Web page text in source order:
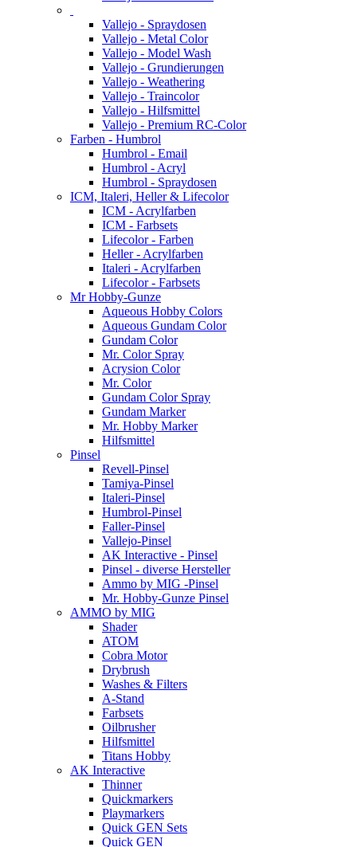
Vallejo - Spraydosen
Vallejo - Metal Color
Vallejo - Model Wash
Vallejo - Grundierungen
Vallejo - Weathering
Vallejo - Traincolor
Vallejo - Hilfsmittel
Vallejo - Premium RC-Color
Farben - Humbrol
Humbrol - Email
Humbrol - Acryl
Humbrol - Spraydosen
ICM, Italeri, Heller & Lifecolor
ICM - Acrylfarben
ICM - Farbsets
Lifecolor - Farben
Heller - Acrylfarben
Italeri - Acrylfarben
Lifecolor - Farbsets
Mr Hobby-Gunze
Aqueous Hobby Colors
Aqueous Gundam Color
Gundam Color
Mr. Color Spray
Acrysion Color
Mr. Color
Gundam Color Spray
Gundam Marker
Mr. Hobby Marker
Hilfsmittel
Pinsel
Revell-Pinsel
Tamiya-Pinsel
Italeri-Pinsel
Humbrol-Pinsel
Faller-Pinsel
Vallejo-Pinsel
AK Interactive - Pinsel
Pinsel - diverse Hersteller
Ammo by MIG -Pinsel
Mr. Hobby-Gunze Pinsel
AMMO by MIG
Shader
ATOM
Cobra Motor
Drybrush
Washes & Filters
A-Stand
Farbsets
Oilbrusher
Hilfsmittel
Titans Hobby
AK Interactive
Thinner
Quickmarkers
Playmarkers
Quick GEN Sets
Quick GEN